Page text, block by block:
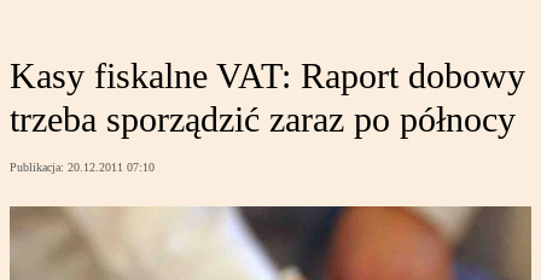
Kasy fiskalne VAT: Raport dobowy
trzeba sporządzić zaraz po północy
Publikacja: 20.12.2011 07:10